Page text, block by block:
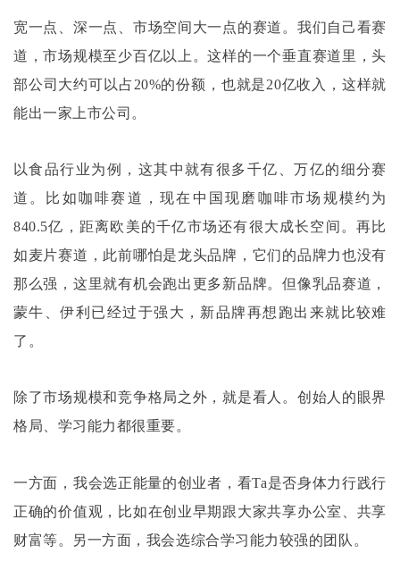
宽一点、深一点、市场空间大一点的赛道。我们自己看赛
道，市场规模至少百亿以上。这样的一个垂直赛道里，头
部公司大约可以占20%的份额，也就是20亿收入，这样就
能出一家上市公司。
以食品行业为例，这其中就有很多千亿、万亿的细分赛
道。比如咖啡赛道，现在中国现磨咖啡市场规模约为
840.5亿，距离欧美的千亿市场还有很大成长空间。再比
如麦片赛道，此前哪怕是龙头品牌，它们的品牌力也没有
那么强，这里就有机会跑出更多新品牌。但像乳品赛道，
蒙牛、伊利已经过于强大，新品牌再想跑出来就比较难
了。
除了市场规模和竞争格局之外，就是看人。创始人的眼界
格局、学习能力都很重要。
一方面，我会选正能量的创业者，看Ta是否身体力行践行
正确的价值观，比如在创业早期跟大家共享办公室、共享
财富等。另一方面，我会选综合学习能力较强的团队。